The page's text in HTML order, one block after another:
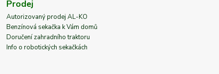
Prodej
Autorizovaný prodej AL-KO
Benzínová sekačka k Vám domů
Doručení zahradního traktoru
Info o robotických sekačkách